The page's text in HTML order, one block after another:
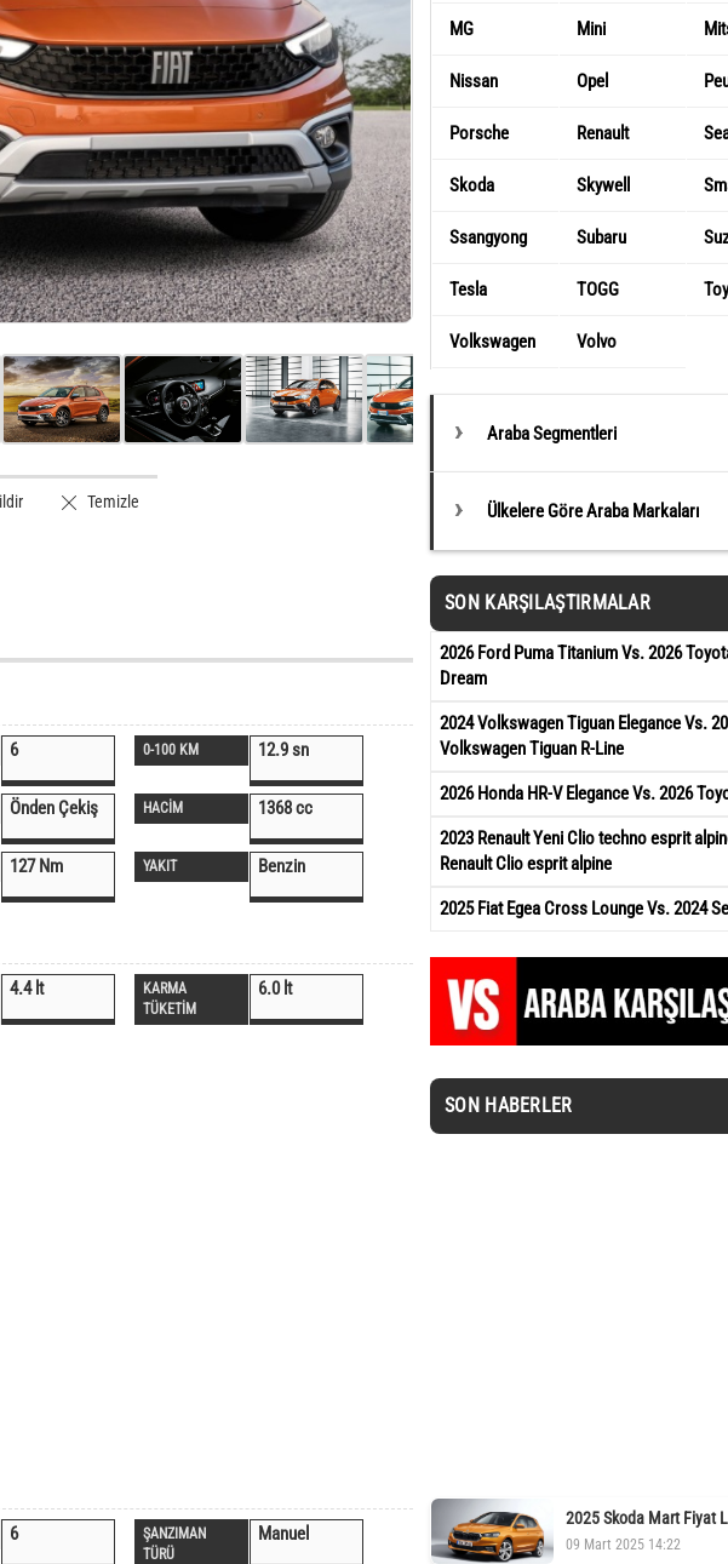
Temizle
6 0-100 KM 12.9 sn
Önden Çekiş HACİM 1368 cc
127 Nm YAKIT Benzin
4.4 lt
KARMA
TÜKETİM
6.0 lt
6
ŞANZIMAN
TÜRÜ
Manuel
MG Mini
Nissan Opel
Porsche Renault
Skoda Skywell
Ssangyong Subaru
Tesla TOGG
Volkswagen Volvo
Araba Segmentleri
Ülkelere Göre Araba Markaları
SON KARŞILAŞTIRMALAR
2026 Ford Puma Titanium Vs. 2026
Dream
2024 Volkswagen Tiguan Elegance Vs.
Volkswagen Tiguan R-Line
2026 Honda HR-V Elegance Vs. 2026
2023 Renault Yeni Clio techno esprit
Renault Clio esprit alpine
2025 Fiat Egea Cross Lounge Vs. 2024
SON HABERLER
2025 Skoda Mart Fiyat
09 Mart 2025 14:22